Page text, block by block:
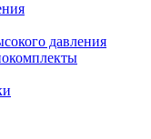
давления